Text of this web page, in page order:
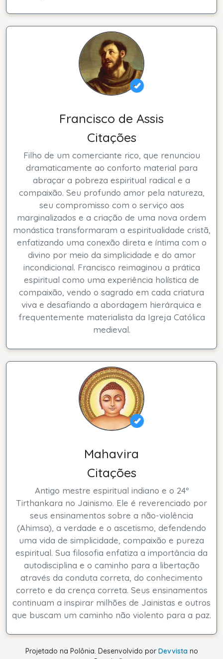
Francisco de Assis
Citações
Filho de um comerciante rico, que renunciou
dramaticamente ao conforto material para
abraçar a pobreza espiritual radical e a
compaixão. Seu profundo amor pela natureza,
seu compromisso com o serviço aos
marginalizados e a criação de uma nova ordem
monástica transformaram a espiritualidade cristã,
enfatizando uma conexão direta e íntima com o
divino por meio da simplicidade e do amor
incondicional. Francisco reimaginou a prática
espiritual como uma experiência holística de
compaixão, vendo o sagrado em cada criatura
viva e desafiando a abordagem hierárquica e
frequentemente materialista da Igreja Católica
medieval.
Mahavira
Citações
Antigo mestre espiritual indiano e o 24º
Tirthankara no Jainismo. Ele é reverenciado por
seus ensinamentos sobre a não-violência
(Ahimsa), a verdade e o ascetismo, defendendo
uma vida de simplicidade, compaixão e pureza
espiritual. Sua filosofia enfatiza a importância da
autodisciplina e o caminho para a libertação
através da conduta correta, do conhecimento
correto e da crença correta. Seus ensinamentos
continuam a inspirar milhões de Jainistas e outros
que buscam um caminho não violento para a paz.
Projetado na Polônia. Desenvolvido por Devvistano